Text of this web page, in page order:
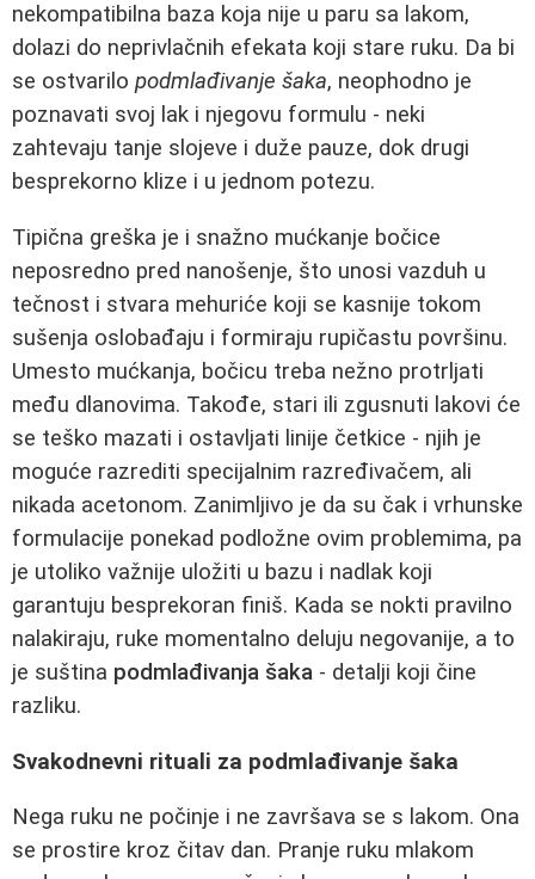
nekompatibilna baza koja nije u paru sa lakom,
dolazi do neprivlačnih efekata koji stare ruku. Da bi
se ostvarilo podmlađivanje šaka, neophodno je
poznavati svoj lak i njegovu formulu - neki
zahtevaju tanje slojeve i duže pauze, dok drugi
besprekorno klize i u jednom potezu.
Tipična greška je i snažno mućkanje bočice
neposredno pred nanošenje, što unosi vazduh u
tečnost i stvara mehuriće koji se kasnije tokom
sušenja oslobađaju i formiraju rupičastu površinu.
Umesto mućkanja, bočicu treba nežno protrljati
među dlanovima. Takođe, stari ili zgusnuti lakovi će
se teško mazati i ostavljati linije četkice - njih je
moguće razrediti specijalnim razređivačem, ali
nikada acetonom. Zanimljivo je da su čak i vrhunske
formulacije ponekad podložne ovim problemima, pa
je utoliko važnije uložiti u bazu i nadlak koji
garantuju besprekoran finiš. Kada se nokti pravilno
nalakiraju, ruke momentalno deluju negovanije, a to
je suština podmlađivanja šaka - detalji koji čine
razliku.
Svakodnevni rituali za podmlađivanje šaka
Nega ruku ne počinje i ne završava se s lakom. Ona
se prostire kroz čitav dan. Pranje ruku mlakom